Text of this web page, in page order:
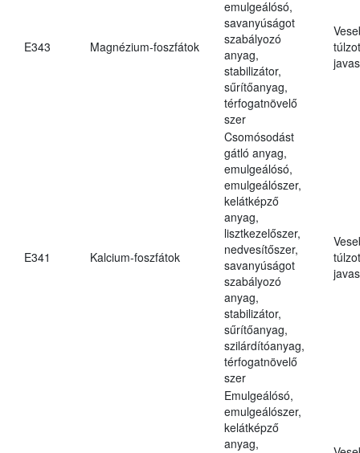
E343 Magnézium-foszfátok
emulgeálósó,
savanyúságot
szabályozó
anyag,
stabilizátor,
sűrítőanyag,
térfogatnövelő
szer
E341 Kalcium-foszfátok
Csomósodást
gátló anyag,
emulgeálósó,
emulgeálószer,
kelátképző
anyag,
lisztkezelőszer,
nedvesítőszer,
savanyúságot
szabályozó
anyag,
stabilizátor,
sűrítőanyag,
szilárdítóanyag,
térfogatnövelő
szer
Emulgeálósó,
emulgeálószer,
kelátképző
anyag,